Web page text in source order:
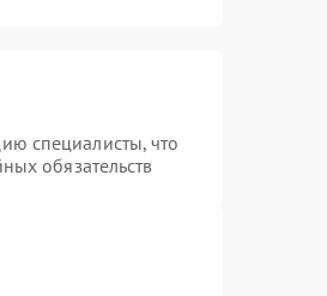
специалисты, что
обязательств